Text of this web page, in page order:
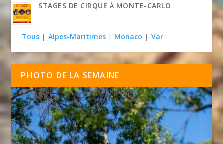
STAGES DE CIRQUE À MONTE-CARLO
Tous | Alpes-Maritimes | Monaco | Var
PHOTO DE LA SEMAINE